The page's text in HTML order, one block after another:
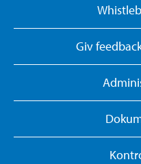
Giv